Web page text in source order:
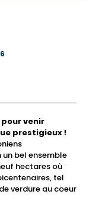
venir
prestigieux !
bel ensemble
hectares où
tel
verdure au coeur